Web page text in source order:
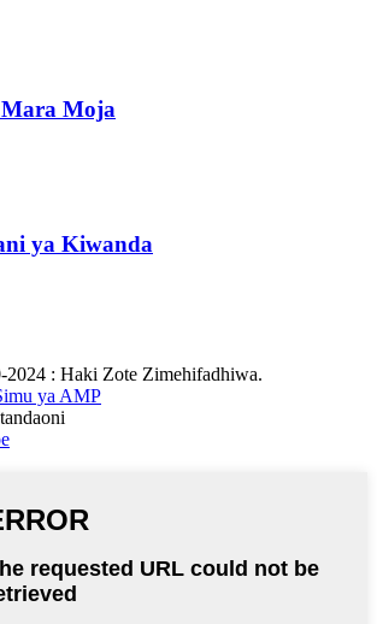
Moja
ya Kiwanda
: Haki Zote Zimehifadhiwa.
ya AMP